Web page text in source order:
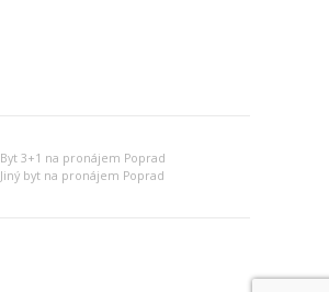
Byt 3+1 na pronájem Poprad
Jiný byt na pronájem Poprad